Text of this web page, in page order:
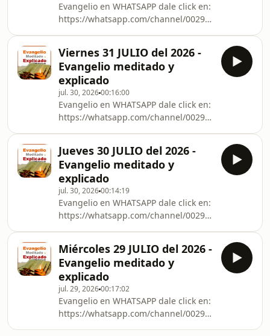
Evangelio en WHATSAPP dale click en:
https://whatsapp.com/channel/
Viernes 31 JULIO del 2026 -
Evangelio meditado y
explicado
jul. 30, 202600:16:00
Evangelio en WHATSAPP dale click en:
https://whatsapp.com/channel/
Jueves 30 JULIO del 2026 -
Evangelio meditado y
explicado
jul. 30, 202600:14:19
Evangelio en WHATSAPP dale click en:
https://whatsapp.com/channel/
Miércoles 29 JULIO del 2026 -
Evangelio meditado y
explicado
jul. 29, 202600:17:02
Evangelio en WHATSAPP dale click en:
https://whatsapp.com/channel/